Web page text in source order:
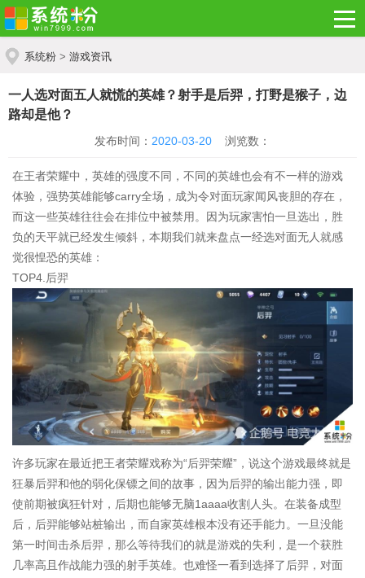
系统粉 > 游戏资讯
一人选对面五人就慌的英雄？射手是后羿，打野是猴子，边
路却是他？
发布时间： 2020-03-20 浏览数：
在王者荣耀中，英雄的强度不同，不同的英雄也会有不一样的游戏
体验，强势英雄能够carry全场，成为令对面玩家闻风丧胆的存在，
而这一些英雄往往会在排位中被禁用。因为玩家害怕一旦选出，胜
负的天平就已经发生倾斜，本期我们就来盘点一经选对面无人就感
觉很惶恐的英雄：
TOP4.后羿
许多玩家在最近把王者荣耀戏称为“后羿荣耀”，说这个游戏最终就是
狂暴后羿和他的弱化保镖之间的故事，因为后羿的输出能力强，即
使前期被疯狂针对，后期也能够无脑1aaaa收割人头。在装备成型
后，后羿能够站桩输出，而自家英雄根本没有还手能力。一旦没能
第一时间击杀后羿，那么等待我们的就是游戏的失利，是一个获胜
几率高且作战能力强的射手英雄。也难怪一看到选择了后羿，对面